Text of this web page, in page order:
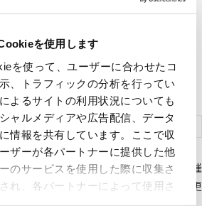
を使用します
を使って、ユーザーに合わせたコ
、トラフィックの分析を行ってい
よるサイトの利用状況についても
ャルメディアや広告配信、データ
情報を共有しています。ここで収
ザーが各パートナーに提供した他
のサービスを使用した際に収集さ
れ、各パートナーによって使用さ
ーケース
料まで催事やレジ周りで大活躍の冷凍
ています。工事不要な内蔵形により、催
最適です。また設置後のレイアウト変更